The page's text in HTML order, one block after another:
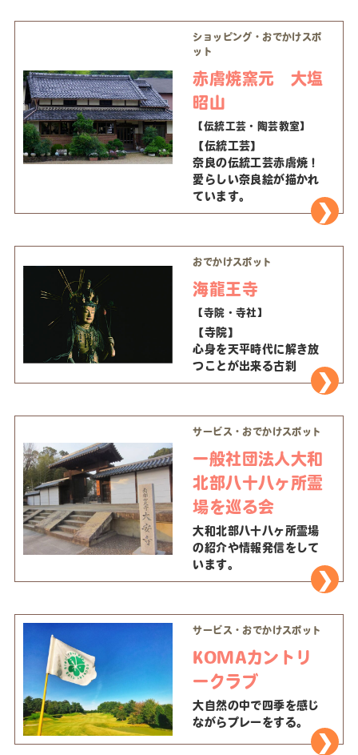
ショッピング・おでかけスポ
ット
赤膚焼窯元 大塩
昭山
【伝統工芸・陶芸教室】
【伝統工芸】
奈良の伝統工芸赤膚焼！
愛らしい奈良絵が描かれ
ています。
おでかけスポット
海龍王寺
【寺院・寺社】
【寺院】
心身を天平時代に解き放
つことが出来る古刹
サービス・おでかけスポット
一般社団法人大和
北部八十八ヶ所霊
場を巡る会
大和北部八十八ヶ所霊場
の紹介や情報発信をして
います。
サービス・おでかけスポット
KOMAカントリ
ークラブ
大自然の中で四季を感じ
ながらプレーをする。